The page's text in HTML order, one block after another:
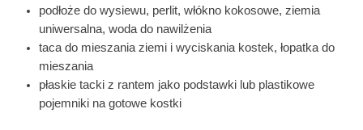
podłoże do wysiewu, perlit, włókno kokosowe, ziemia
uniwersalna, woda do nawilżenia
taca do mieszania ziemi i wyciskania kostek, łopatka do
mieszania
płaskie tacki z rantem jako podstawki lub plastikowe
pojemniki na gotowe kostki